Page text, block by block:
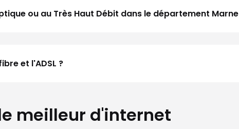
ou au Très Haut Débit dans le département Marne
et l'ADSL ?
meilleur d'internet